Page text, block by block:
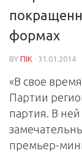
формах
BY ПІК · 31.01.2014
«В свое
Партии
партия. В
премьер-